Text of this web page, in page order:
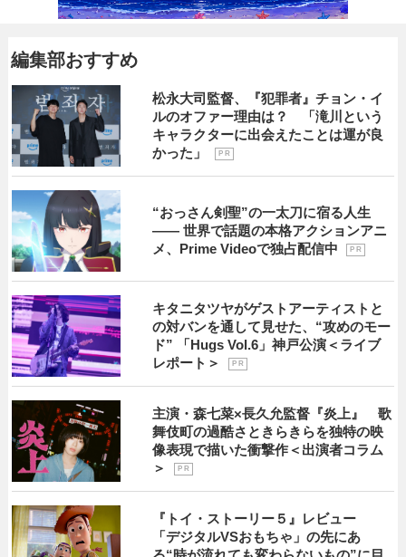
編集部おすすめ
松永大司監督、『犯罪者』チョン・イ
ルのオファー理由は？ 「滝川という
キャラクターに出会えたことは運が良
かった」
P R
“おっさん剣聖”の一太刀に宿る人生
―― 世界で話題の本格アクションアニ
メ、Prime Videoで独占配信中
P R
キタニタツヤがゲストアーティストと
の対バンを通して見せた、“攻めのモー
ド” 「Hugs Vol.6」神戸公演＜ライブ
レポート＞
P R
主演・森七菜×長久允監督『炎上』 歌
舞伎町の過酷さときらきらを独特の映
像表現で描いた衝撃作＜出演者コラム
＞
P R
『トイ・ストーリー５』レビュー
「デジタルVSおもちゃ」の先にあ